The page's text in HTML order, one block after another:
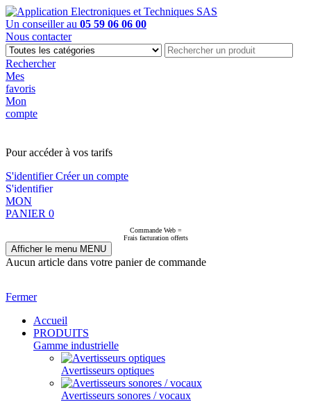
Un conseiller au 05 59 06 06 00
Nous contacter
Rechercher
Mes
favoris
Mon
compte
Pour accéder à vos tarifs
S'identifierCréer un compte
S'identifier
MON
PANIER 0
Commande Web =
Frais facturation offerts
Afficher le menu MENU
Aucun article dans votre panier de commande
Fermer
Accueil
PRODUITS
Gamme industrielle
Avertisseurs optiques
Avertisseurs sonores / vocaux